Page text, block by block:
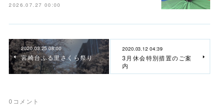
2026.07.27 00:00
2020.03.25 08:00
宮崎台ふる里さくら祭り
2020.03.12 04:39
3月休会特別措置のご案
内
0 コメント